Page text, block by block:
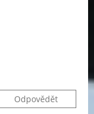
Odpovědět